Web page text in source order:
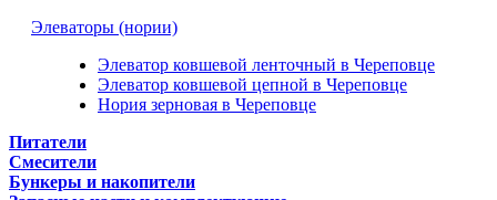
Элеваторы (нории)
Элеватор ковшевой ленточный в Череповце
Элеватор ковшевой цепной в Череповце
Нория зерновая в Череповце
Питатели
Смесители
Бункеры и накопители